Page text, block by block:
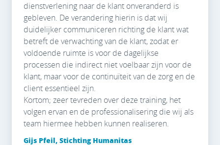
dienstverlening naar de klant onveranderd is
gebleven. De verandering hierin is dat wij
duidelijker communiceren richting de klant wat
betreft de verwachting van de klant, zodat er
voldoende ruimte is voor de dagelijkse
processen die indirect niet voelbaar zijn voor de
klant, maar voor de continuïteit van de zorg en de
client essentieel zijn.
Kortom; zeer tevreden over deze training, het
volgen ervan en de professionalisering die wij als
team hiermee hebben kunnen realiseren.
Gijs Pfeil, Stichting Humanitas